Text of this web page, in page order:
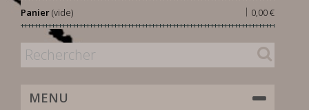
Panier 0,00 €
|
(vide)
MENU